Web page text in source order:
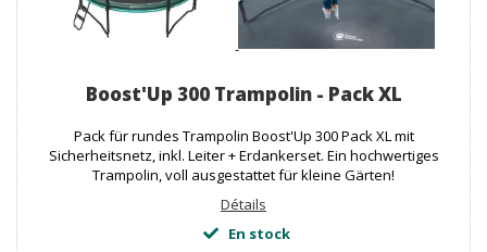
Boost'Up 300 Trampolin - Pack XL
Pack für rundes Trampolin Boost'Up 300 Pack XL mit
Sicherheitsnetz, inkl. Leiter + Erdankerset. Ein hochwertiges
Trampolin, voll ausgestattet für kleine Gärten!
Détails
En stock